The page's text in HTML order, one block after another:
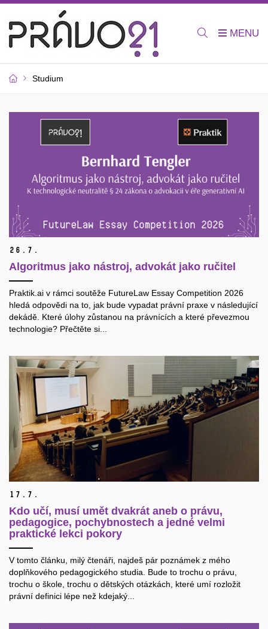
Studium
26. 7.
Algoritmus jako nástroj, advokát jako ručitel
Praktik.ai v rámci soutěže FutureLaw Essay Competition 2026
hledá odpovědi na to, jak bude vypadat právní praxe v následující
dekádě. Které úlohy zůstanou na právnících a které převezmou
technologie? Přečtěte si...
17. 7.
Kdo učí, musí umět dvakrát aneb o právu,
pedagogice, pochybnostech a jedné velmi
praktické lekci pokory
V tomto článku, milý čtenáři, najdeš pár poznámek z mého
doplňkového pedagogického studia. Bude to trochu o právu,
trochu o škole, trochu o dětských otázkách, které umí rozložit
právní definici lépe než kdejaký...